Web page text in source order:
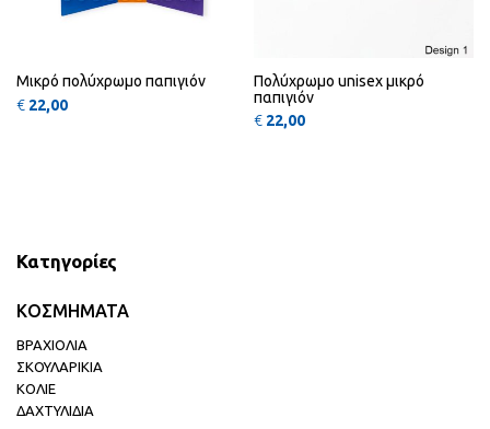
Κατηγορίες
ΚΟΣΜΗΜΑΤΑ
ΒΡΑΧΙΟΛΙΑ
ΣΚΟΥΛΑΡΙΚΙΑ
ΚΟΛΙΕ
ΔΑΧΤΥΛΙΔΙΑ
Μικρό πολύχρωμο παπιγιόν
€ 22,00
Πολύχρωμο unisex μικρό
παπιγιόν
€ 22,00